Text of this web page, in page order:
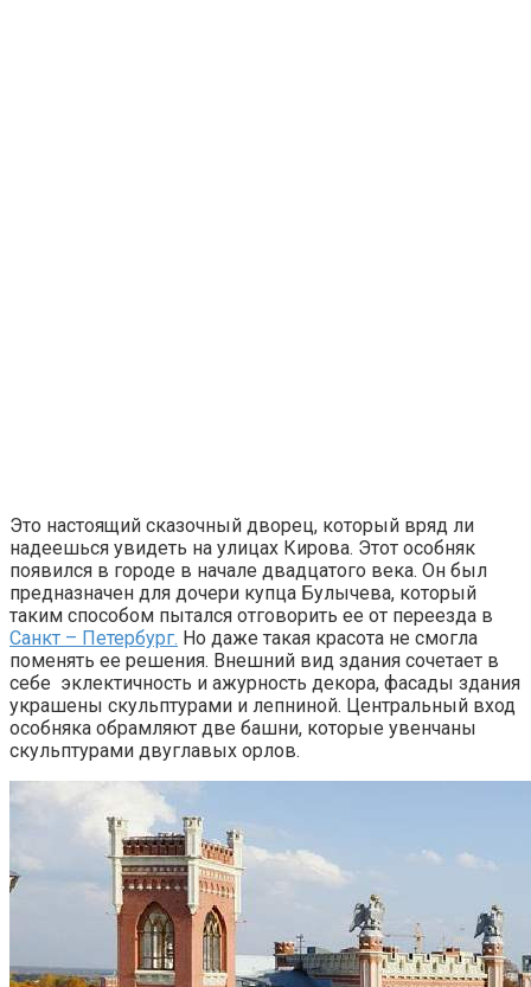
Это настоящий сказочный дворец, который вряд ли
надеешься увидеть на улицах Кирова. Этот особняк
появился в городе в начале двадцатого века. Он был
предназначен для дочери купца Булычева, который
таким способом пытался отговорить ее от переезда в
Санкт – Петербург. Но даже такая красота не смогла
поменять ее решения. Внешний вид здания сочетает в
себе эклектичность и ажурность декора, фасады здания
украшены скульптурами и лепниной. Центральный вход
особняка обрамляют две башни, которые увенчаны
скульптурами двуглавых орлов.